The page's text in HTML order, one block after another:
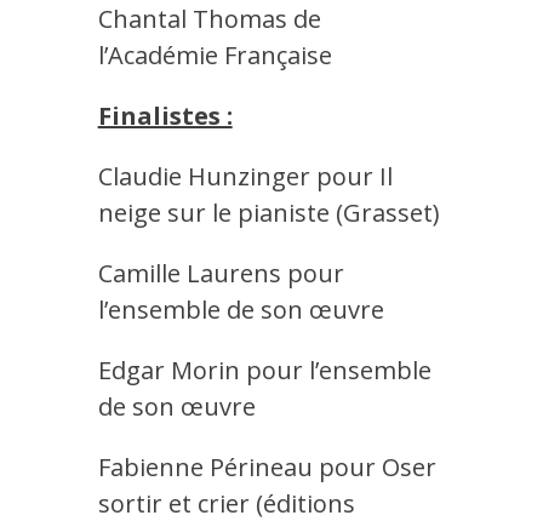
Chantal Thomas de
l’Académie Française
Finalistes :
Claudie Hunzinger pour Il
neige sur le pianiste (Grasset)
Camille Laurens pour
l’ensemble de son œuvre
Edgar Morin pour l’ensemble
de son œuvre
Fabienne Périneau pour Oser
sortir et crier (éditions